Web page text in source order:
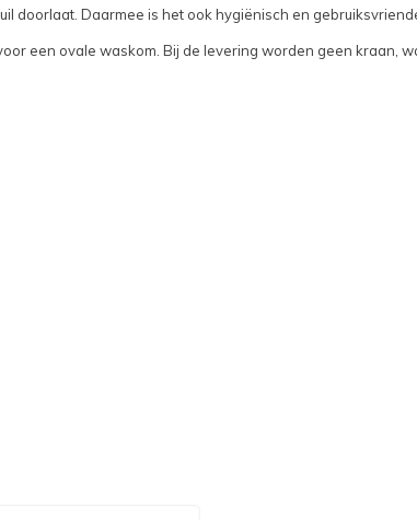
doorlaat. Daarmee is het ook hygiënisch en
een ovale waskom. Bij de levering worden geen kraan,